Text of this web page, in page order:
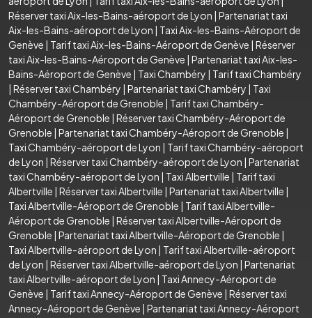
Réserver taxi Aix-les-Bains-aéroport de Lyon | Partenariat taxi
Aix-les-Bains-aéroport de Lyon | Taxi Aix-les-Bains-Aéroport de
Genève | Tarif taxi Aix-les-Bains-Aéroport de Genève | Réserver
taxi Aix-les-Bains-Aéroport de Genève | Partenariat taxi Aix-les-
Bains-Aéroport de Genève | Taxi Chambéry | Tarif taxi Chambéry
| Réserver taxi Chambéry | Partenariat taxi Chambéry | Taxi
Chambéry-Aéroport de Grenoble | Tarif taxi Chambéry-
Aéroport de Grenoble | Réserver taxi Chambéry-Aéroport de
Grenoble | Partenariat taxi Chambéry-Aéroport de Grenoble |
Taxi Chambéry-aéroport de Lyon | Tarif taxi Chambéry-aéroport
de Lyon | Réserver taxi Chambéry-aéroport de Lyon | Partenariat
taxi Chambéry-aéroport de Lyon | Taxi Albertville | Tarif taxi
Albertville | Réserver taxi Albertville | Partenariat taxi Albertville |
Taxi Albertville-Aéroport de Grenoble | Tarif taxi Albertville-
Aéroport de Grenoble | Réserver taxi Albertville-Aéroport de
Grenoble | Partenariat taxi Albertville-Aéroport de Grenoble |
Taxi Albertville-aéroport de Lyon | Tarif taxi Albertville-aéroport
de Lyon | Réserver taxi Albertville-aéroport de Lyon | Partenariat
taxi Albertville-aéroport de Lyon | Taxi Annecy-Aéroport de
Genève | Tarif taxi Annecy-Aéroport de Genève | Réserver taxi
Annecy-Aéroport de Genève | Partenariat taxi Annecy-Aéroport